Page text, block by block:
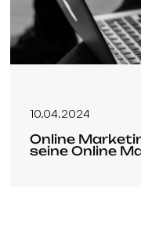
10.04.2024
Online
seine Online